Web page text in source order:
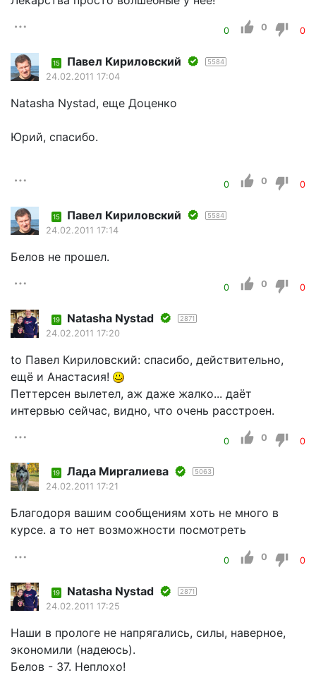
0 0 0
15 Павел Кириловский 5584
24.02.2011 17:04
Natasha Nystad, еще Доценко
Юрий, спасибо.
0 0 0
15 Павел Кириловский 5584
24.02.2011 17:14
Белов не прошел.
0 0 0
19 Natasha Nystad 2871
24.02.2011 17:20
to Павел Кириловский: спасибо, действительно,
ещё и Анастасия!
Петтерсен вылетел, аж даже жалко... даёт
интервью сейчас, видно, что очень расстроен.
0 0 0
19 Лада Миргалиева 5063
24.02.2011 17:21
Благодоря вашим сообщениям хоть не много в
курсе. а то нет возможности посмотреть
0 0 0
19 Natasha Nystad 2871
24.02.2011 17:25
Наши в прологе не напрягались, силы, наверное,
экономили (надеюсь).
Белов - 37. Неплохо!